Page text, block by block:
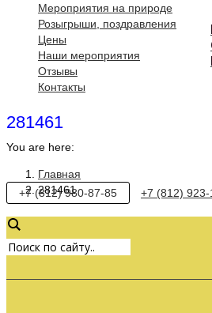
Мероприятия на природе
Розыгрыши, поздравления
Цены
Наши мероприятия
Отзывы
Контакты
281461
You are here:
Главная
281461
+7 (812) 980-87-85 +7 (812) 923-